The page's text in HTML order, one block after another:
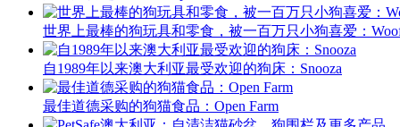
世界上最棒的狗玩具和零食，被一百万只小狗喜爱：
自1989年以来澳大利亚最受欢迎的狗床：Snooza
最佳道德采购的狗猫食品：Open Farm